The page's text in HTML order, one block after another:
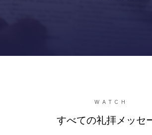
WATCH
すべての礼拝メッセ